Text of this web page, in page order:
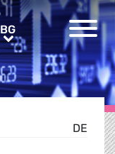
BGBG
DE